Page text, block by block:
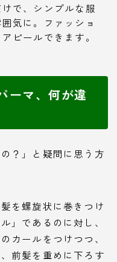
で、シンプルな服
気に。ファッショ
ピールできます。
ーマ、何が違
？」と疑問に思う方
を螺旋状に巻きつけ
」であるのに対し、
カールをつけつつ、
前髪を重めに下ろす